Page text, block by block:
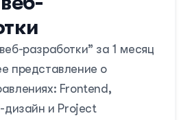
Studio: Создание
миров и сценариев с
языка Lua.
Dev: Основы
разработки” за 1 месяц
представление о
Frontend,
дизайн и Project